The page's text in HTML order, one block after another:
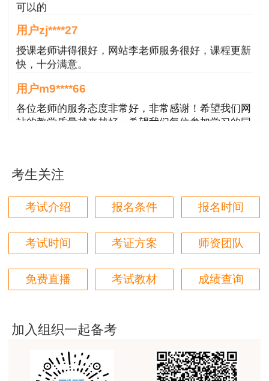
《专业工程管理与实务》包含10个专业，
即：建筑工程、公路工程、铁路工程、民航机场工
程、港口与航道工程、水利水电工程、市政公用工
程、通信与广电工程、矿业工程、机电工程
说明：因考试政策、内容不断变化与调整，建
授课老师讲得很好，网站李老师服务很好，课程更新
快，十分满意。
用户m9****66
各位老师的服务态度非常好，非常感谢！希望我们网
站的教学质量越来越好，希望我们每位参加学习的同
学都取得非常优秀满意的成绩，衷心感谢各位老师的
辛勤付出！
们网站教学质量越来越高。祝大家都取得满意的结
果！
用户m5****66
用户m5****66
3位老师，讲的都非常的好
用户m9****88
俗易懂，重点突出，模拟题质量高，押题卷压中的知
识点很多，尤其是实务简答题秘籍压中将近70%的小
问，让小白学员也能一次过四门，十分给力，值得推
荐[强][强]
考生关注
考试介绍 报名条件 报名时间
考试时间 考证方案 师资团队
免费直播 考试教材 成绩查询
加入组织一起备考